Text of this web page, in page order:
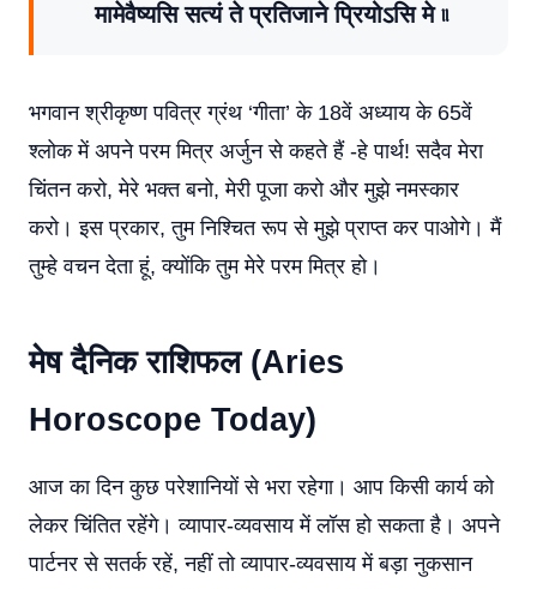
मामेवैष्यसि सत्यं ते प्रतिजाने प्रियोऽसि मे ৷৷
भगवान श्रीकृष्ण पवित्र ग्रंथ ‘गीता’ के 18वें अध्याय के 65वें
श्लोक में अपने परम मित्र अर्जुन से कहते हैं -हे पार्थ! सदैव मेरा
चिंतन करो, मेरे भक्त बनो, मेरी पूजा करो और मुझे नमस्कार
करो। इस प्रकार, तुम निश्चित रूप से मुझे प्राप्त कर पाओगे। मैं
तुम्हे वचन देता हूं, क्योंकि तुम मेरे परम मित्र हो।
मेष दैनिक राशिफल (Aries
Horoscope Today)
आज का दिन कुछ परेशानियों से भरा रहेगा। आप किसी कार्य को
लेकर चिंतित रहेंगे। व्यापार-व्यवसाय में लॉस हो सकता है। अपने
पार्टनर से सतर्क रहें, नहीं तो व्यापार-व्यवसाय में बड़ा नुकसान